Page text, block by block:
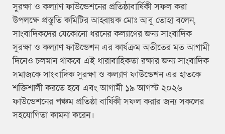
সুরক্ষা ও কল্যাণ ফাউন্ডেশনের প্রতিষ্ঠাবার্ষিকী সফল করা
উপলক্ষে প্রস্তুতি কমিটির আহ্বায়ক মোঃ আবু তোহা বলেন,
সাংবাদিকদের যেকোনো ধরনের কল্যাণের জন্য সাংবাদিক
সুরক্ষা ও কল্যাণ ফাউন্ডেশন এর কার্যক্রম অতীতের মত আগামী
দিনেও চলমান থাকবে এই ধারাবাহিকতা রক্ষার জন্য সাংবাদিক
সমাজকে সাংবাদিক সুরক্ষা ও কল্যাণ ফাউন্ডেশন এর হাতকে
শক্তিশালী করতে হবে এবং আগামী ১৯ আগস্ট ২০২৬
ফাউন্ডেশনের পঞ্চম প্রতিষ্ঠা বার্ষিকী সফল করার জন্য সকলের
সহযোগিতা কামনা করেন।